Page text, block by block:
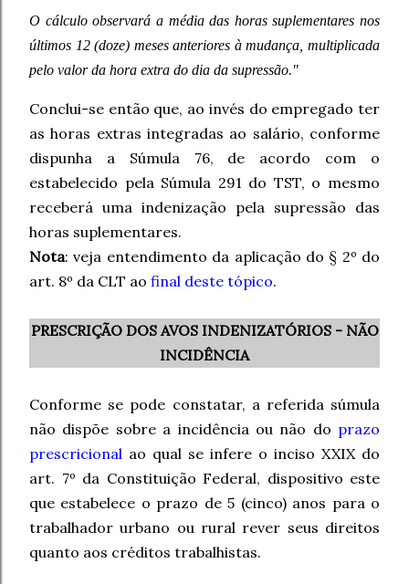
O cálculo observará a média das horas suplementares nos
últimos 12 (doze) meses anteriores à mudança, multiplicada
pelo valor da hora extra do dia da supressão."
Conclui-se então que, ao invés do empregado ter
as horas extras integradas ao salário, conforme
dispunha a Súmula 76, de acordo com o
estabelecido pela Súmula 291 do TST, o mesmo
receberá uma indenização pela supressão das
horas suplementares.
Nota: veja entendimento da aplicação do § 2º do
art. 8º da CLT ao final deste tópico.
PRESCRIÇÃO DOS AVOS INDENIZATÓRIOS - NÃO
INCIDÊNCIA
Conforme se pode constatar, a referida súmula
não dispõe sobre a incidência ou não do prazo
prescricional ao qual se infere o inciso XXIX do
art. 7º da Constituição Federal, dispositivo este
que estabelece o prazo de 5 (cinco) anos para o
trabalhador urbano ou rural rever seus direitos
quanto aos créditos trabalhistas.